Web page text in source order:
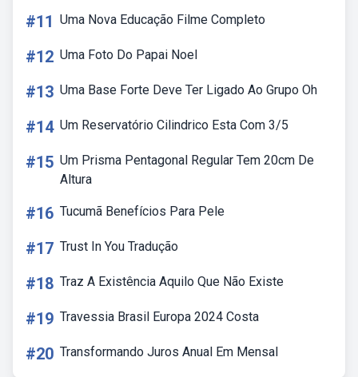
#11 Uma Nova Educação Filme Completo
#12 Uma Foto Do Papai Noel
#13 Uma Base Forte Deve Ter Ligado Ao Grupo Oh
#14 Um Reservatório Cilindrico Esta Com 3/5
#15 Um Prisma Pentagonal Regular Tem 20cm De
Altura
#16 Tucumã Benefícios Para Pele
#17 Trust In You Tradução
#18 Traz A Existência Aquilo Que Não Existe
#19 Travessia Brasil Europa 2024 Costa
#20 Transformando Juros Anual Em Mensal